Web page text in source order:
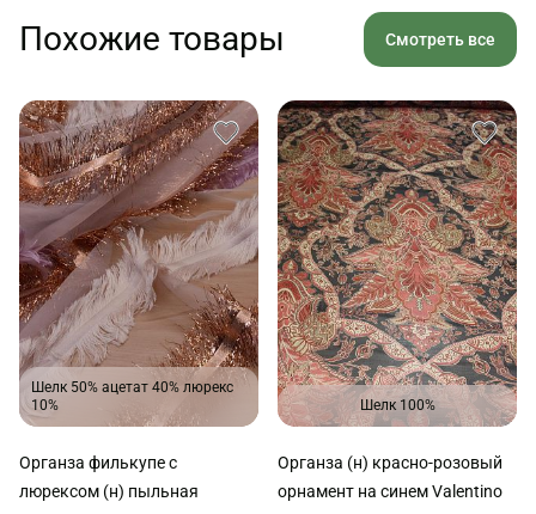
Похожие товары Смотреть все
Шелк 50% ацетат 40% люрекс
10%
Органза филькупе с
люрексом (н) пыльная
Шелк 100%
Органза (н) красно-розовый
орнамент на синем Valentino